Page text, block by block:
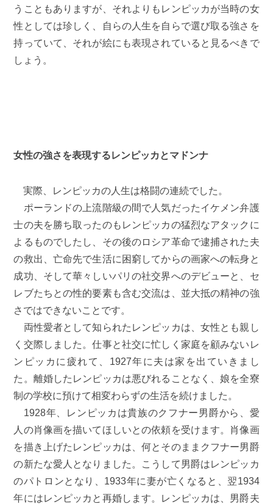
うこともありますが、それよりもレンピッカが当時の女
性としては珍しく、自らの人生を自らで選び取る強さを
持っていて、それが絵にも表現されていると見るべきで
しょう。
女性の強さを表現するレンピッカとマドンナ
実際、レンピッカの人生は格闘の連続でした。
ポーランドの上流階級の間で人気だったイケメン弁護
士の夫を勝ち取ったのもレンピッカの猛烈なアタックに
よるものでしたし、その後のロシア革命で逮捕された夫
の救出、亡命先で生活に困窮してからの画家への転身と
成功、そして華々しいパリの社交界へのデビューと、セ
レブたちとの性的要素も含む交流は、並大抵の精神の強
さではできないことです。
両性愛者として知られたレンピッカは、女性とも親し
く交際しました。仕事と社交に忙しく家庭を顧みないレ
ンピッカに疲れて、1927年に夫は家を出ていきまし
た。離婚したレンピッカは悪びれることなく、娘を全寮
制の学校に預けて相変わらずの生活を続けました。
1928年、レンピッカは貴族のクフナー男爵から、愛
人の肖像画を描いてほしいとの依頼を受けます。肖像画
を描き上げたレンピッカは、何とそのままクフナー男爵
の新たな愛人となりました。こうして男爵はレンピッカ
のパトロンとなり、1933年に妻が亡くなると、翌1934
年にはレンピッカと再婚します。レンピッカは、男爵夫